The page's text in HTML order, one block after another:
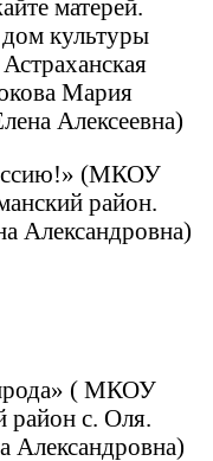
матерей.
культуры
Мария
Алексеевна)
(МКОУ
район.
Александровна)
( МКОУ
с. Оля.
Александровна)